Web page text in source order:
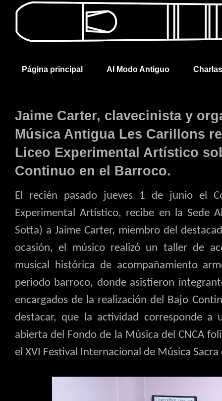
Página principal Al Modo Antiguo
Jaime Carter, clavecinista y
Música Antigua Les Carillons
Liceo Experimental Artístico
Continuo en el Barroco.
El recién pasado jueves 1 de junio el
Experimental Artístico, recibe en la Sede
Sotta) a Jaime Carter, miembro del
ocasión, el músico realizó un taller de
musical histórica de acompañamiento
periodo barroco, donde asistieron
encargados de la realización del Bajo
destacar, que la actividad corresponde
abierta del Fondo de la Música del CNCA
el XVI Festival Internacional de Música